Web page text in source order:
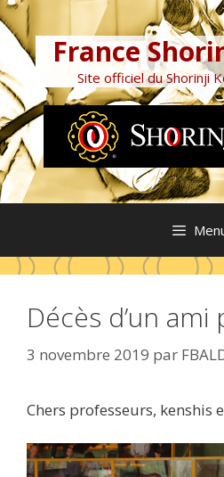
Aller
au
contenu France
Site officiel du Shorinji
Décès d’un
3 novembre 2019 par
Chers professeurs, kenshis